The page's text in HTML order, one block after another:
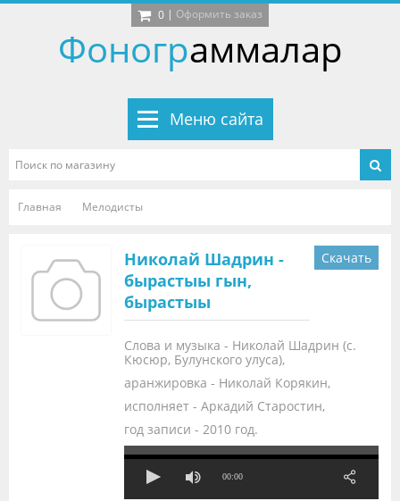
0 | Оформить заказ
Фонограммалар
Меню сайта
Главная Мелодисты
Николай Шадрин -
бырастыы гын,
бырастыы
Скачать
Слова и музыка - Николай Шадрин (с.
Кюсюр, Булунского улуса),
аранжировка - Николай Корякин,
исполняет - Аркадий Старостин,
год записи - 2010 год.
00:00